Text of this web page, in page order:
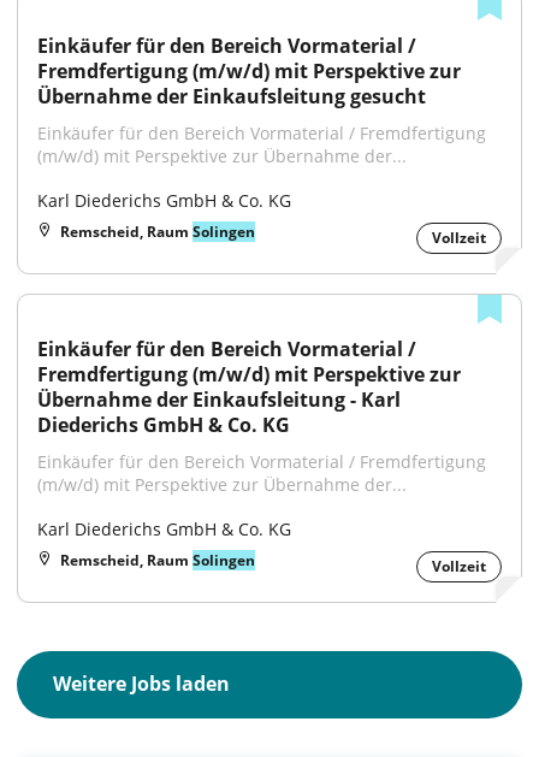
Einkäufer für den Bereich Vormaterial /
Fremdfertigung (m/w/d) mit Perspektive zur
Übernahme der Einkaufsleitung gesucht
Einkäufer für den Bereich Vormaterial / Fremdfertigung
(m/w/d) mit Perspektive zur Übernahme der...
Karl Diederichs GmbH & Co. KG
Remscheid, Raum Solingen Vollzeit
Einkäufer für den Bereich Vormaterial /
Fremdfertigung (m/w/d) mit Perspektive zur
Übernahme der Einkaufsleitung - Karl
Diederichs GmbH & Co. KG
Einkäufer für den Bereich Vormaterial / Fremdfertigung
(m/w/d) mit Perspektive zur Übernahme der...
Karl Diederichs GmbH & Co. KG
Remscheid, Raum Solingen Vollzeit
Weitere Jobs laden